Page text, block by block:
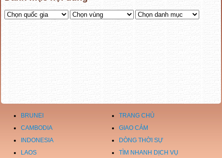
BRUNEI
TRANG CHỦ
CAMBODIA
GIAO CẢM
INDONESIA
DÒNG THỜI SỰ
LAOS
TÌM NHANH DỊCH VỤ